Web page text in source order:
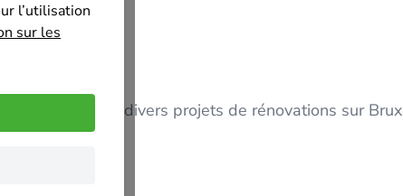
l’utilisation
sur les
DE 20 ANS divers projets de rénovations sur